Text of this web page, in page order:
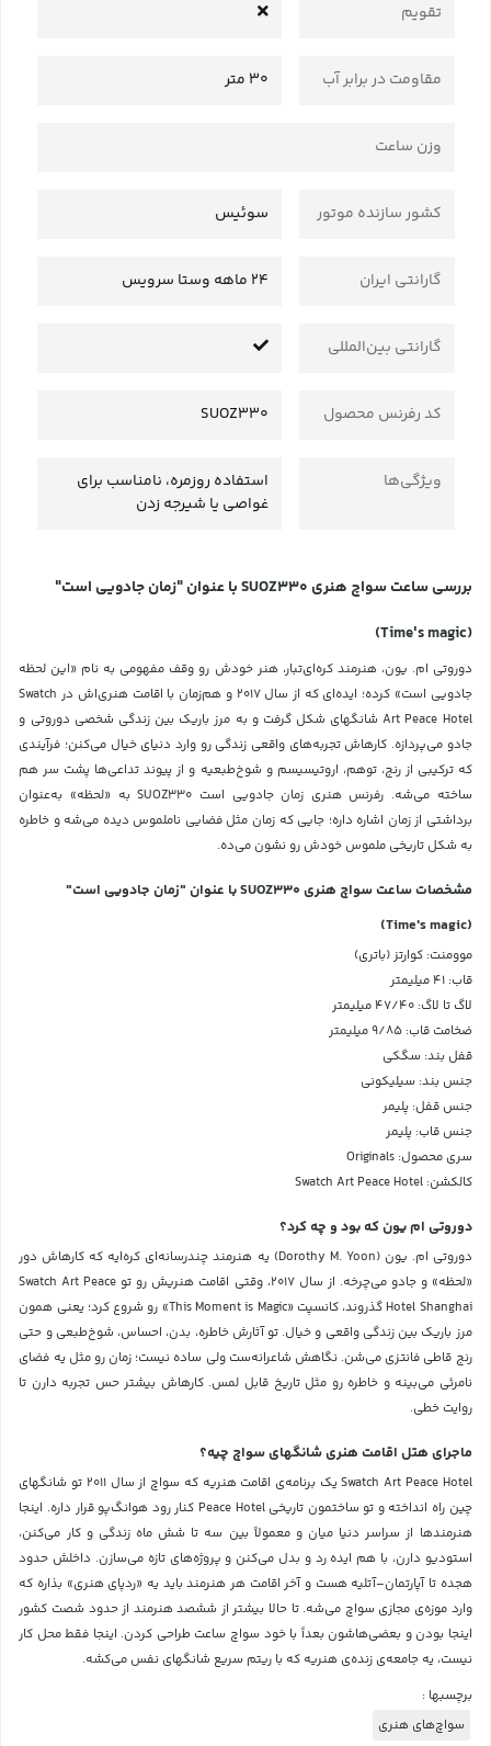
تقویم
مقاومت در برابر آب 30 متر
وزن ساعت
کشور سازنده موتور سوئیس
گارانتی ایران 24 ماهه وستا سرویس
گارانتی بین‌المللی
کد رفرنس محصول SUOZ330
ویژگی‌ها
استفاده روزمره، نامناسب برای
غواصی یا شیرجه زدن
بررسی ساعت سواچ هنری SUOZ330 با عنوان "زمان جادویی است"
(Time's magic)
دوروتی ام. یون، هنرمند کره‌ای‌تبار، هنر خودش رو وقف مفهومی به نام «این لحظه
جادویی است» کرده؛ ایده‌ای که از سال ۲۰۱۷ و هم‌زمان با اقامت هنری‌اش در Swatch
Art Peace Hotel شانگهای شکل گرفت و به مرز باریک بین زندگی شخصی دوروتی و
جادو می‌پردازه. کارهاش تجربه‌های واقعی زندگی رو وارد دنیای خیال می‌کنن؛ فرآیندی
که ترکیبی از رنج، توهم، اروتیسیسم و شوخ‌طبعیه و از پیوند تداعی‌ها پشت سر هم
ساخته می‌شه. رفرنس هنری زمان جادویی است SUOZ330 به «لحظه» به‌عنوان
برداشتی از زمان اشاره داره؛ جایی که زمان مثل فضایی ناملموس دیده می‌شه و خاطره
به شکل تاریخی ملموس خودش رو نشون می‌ده.
مشخصات ساعت سواچ هنری SUOZ330 با عنوان "زمان جادویی است"
(Time's magic)
موومنت: کوارتز (باتری)
قاب: ۴۱ میلیمتر
لاگ تا لاگ: ۴۷/۴۰ میلیمتر
ضخامت قاب: ۹/۸۵ میلیمتر
قفل بند: سگکی
جنس بند: سیلیکونی
جنس قفل: پلیمر
جنس قاب: پلیمر
سری محصول: Originals
کالکشن:‌Swatch Art Peace Hotel
دوروتی ام یون که بود و چه کرد؟
دوروتی ام. یون (Dorothy M. Yoon) یه هنرمند چندرسانه‌ای کره‌ایه که کارهاش دور
«لحظه» و جادو می‌چرخه. از سال ۲۰۱۷، وقتی اقامت هنریش رو تو Swatch Art Peace
Hotel Shanghai گذروند، کانسپت «This Moment is Magic» رو شروع کرد؛ یعنی همون
مرز باریک بین زندگی واقعی و خیال. تو آثارش خاطره، بدن، احساس، شوخ‌طبعی و حتی
رنج قاطی فانتزی می‌شن. نگاهش شاعرانه‌ست ولی ساده نیست؛ زمان رو مثل یه فضای
نامرئی می‌بینه و خاطره رو مثل تاریخ قابل لمس. کارهاش بیشتر حس تجربه دارن تا
روایت خطی.
ماجرای هتل اقامت هنری شانگهای سواچ چیه؟
Swatch Art Peace Hotel یک برنامه‌ی اقامت هنریه که سواچ از سال ۲۰۱۱ تو شانگهای
چین راه انداخته و تو ساختمون تاریخی Peace Hotel کنار رود هوانگ‌پو قرار داره. اینجا
هنرمندها از سراسر دنیا میان و معمولاً بین سه تا شش ماه زندگی و کار می‌کنن،
استودیو دارن، با هم ایده رد و بدل می‌کنن و پروژه‌های تازه می‌سازن. داخلش حدود
هجده تا آپارتمان–آتلیه هست و آخر اقامت هر هنرمند باید یه «ردپای هنری» بذاره که
وارد موزه‌ی مجازی سواچ می‌شه. تا حالا بیشتر از ششصد هنرمند از حدود شصت کشور
اینجا بودن و بعضی‌هاشون بعداً با خود سواچ ساعت طراحی کردن. اینجا فقط محل کار
نیست، یه جامعه‌ی زنده‌ی هنریه که با ریتم سریع شانگهای نفس می‌کشه.
برچسبها :
سواچ‌های هنری